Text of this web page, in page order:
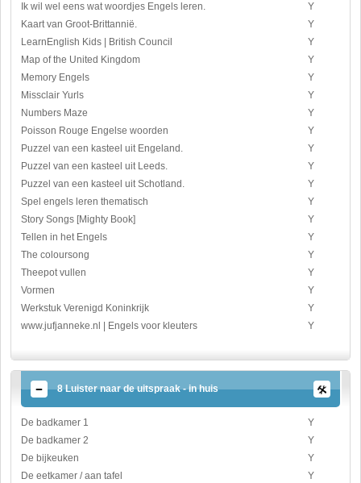
Ik wil wel eens wat woordjes Engels leren.
Y
Kaart van Groot-Brittannië.
Y
LearnEnglish Kids | British Council
Y
Map of the United Kingdom
Y
Memory Engels
Y
Missclair Yurls
Y
Numbers Maze
Y
Poisson Rouge Engelse woorden
Y
Puzzel van een kasteel uit Engeland.
Y
Puzzel van een kasteel uit Leeds.
Y
Puzzel van een kasteel uit Schotland.
Y
Spel engels leren thematisch
Y
Story Songs [Mighty Book]
Y
Tellen in het Engels
Y
The coloursong
Y
Theepot vullen
Y
Vormen
Y
Werkstuk Verenigd Koninkrijk
Y
www.jufjanneke.nl | Engels voor kleuters
Y
8 Luister naar de uitspraak - in huis
De badkamer 1
Y
De badkamer 2
Y
De bijkeuken
Y
De eetkamer / aan tafel
Y